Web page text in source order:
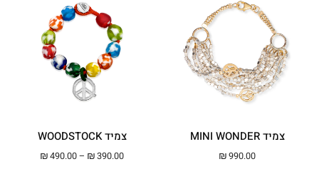
צמיד MINI WONDER
₪990.00
צמיד WOODSTOCK
₪390.00
–
₪490.00 טווח מחירים: ⁦₪390.00⁩ עד